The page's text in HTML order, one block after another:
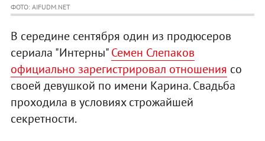
ФОТО: AIFUDM.NET
В середине сентября один из продюсеров
сериала "Интерны"Семен Слепаков
официально зарегистрировал отношения со
своей девушкой по имени Карина. Свадьба
проходила в условиях строжайшей
секретности.